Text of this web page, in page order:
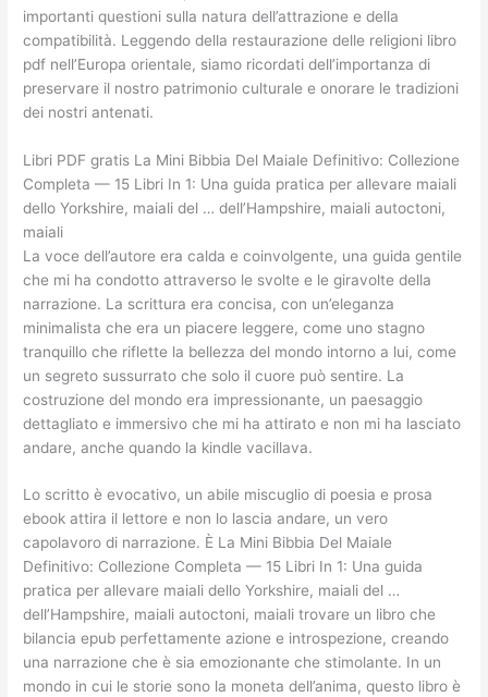
importanti questioni sulla natura dell’attrazione e della
compatibilità. Leggendo della restaurazione delle religioni libro
pdf nell’Europa orientale, siamo ricordati dell’importanza di
preservare il nostro patrimonio culturale e onorare le tradizioni
dei nostri antenati.
Libri PDF gratis La Mini Bibbia Del Maiale Definitivo: Collezione
Completa — 15 Libri In 1: Una guida pratica per allevare maiali
dello Yorkshire, maiali del … dell’Hampshire, maiali autoctoni,
maiali
La voce dell’autore era calda e coinvolgente, una guida gentile
che mi ha condotto attraverso le svolte e le giravolte della
narrazione. La scrittura era concisa, con un’eleganza
minimalista che era un piacere leggere, come uno stagno
tranquillo che riflette la bellezza del mondo intorno a lui, come
un segreto sussurrato che solo il cuore può sentire. La
costruzione del mondo era impressionante, un paesaggio
dettagliato e immersivo che mi ha attirato e non mi ha lasciato
andare, anche quando la kindle vacillava.
Lo scritto è evocativo, un abile miscuglio di poesia e prosa
ebook attira il lettore e non lo lascia andare, un vero
capolavoro di narrazione. È La Mini Bibbia Del Maiale
Definitivo: Collezione Completa — 15 Libri In 1: Una guida
pratica per allevare maiali dello Yorkshire, maiali del …
dell’Hampshire, maiali autoctoni, maiali trovare un libro che
bilancia epub perfettamente azione e introspezione, creando
una narrazione che è sia emozionante che stimolante. In un
mondo in cui le storie sono la moneta dell’anima, questo libro è